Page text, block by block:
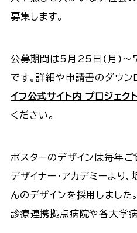
募集します。
公募期間は5月25日(月)～
です。詳細や申請書のダウン
イフ公式サイト内 プロジェク
ください。
ポスターのデザインは毎年
デザイナー・アカデミーより
んのデザインを採用しました
診療連携拠点病院や各大学